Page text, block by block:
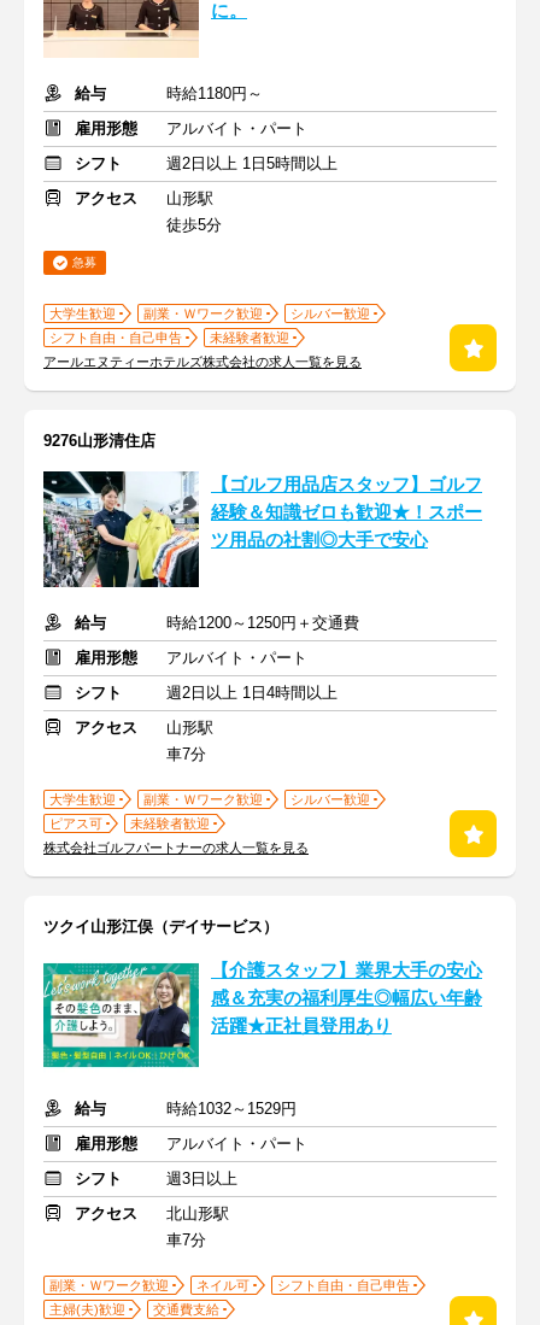
に。
給与
時給1180円～
雇用形態
アルバイト・パート
シフト
週2日以上 1日5時間以上
アクセス
山形駅
徒歩5分
急募
大学生歓迎 副業・Ｗワーク歓迎
シルバー歓迎
シフト自由・自己申告
未経験者歓迎
アールエヌティーホテルズ株式会社の求人一覧を見る
9276山形清住店
【ゴルフ用品店スタッフ】ゴルフ
経験＆知識ゼロも歓迎★！スポー
ツ用品の社割◎大手で安心
給与
時給1200～1250円＋交通費
雇用形態
アルバイト・パート
シフト
週2日以上 1日4時間以上
アクセス
山形駅
車7分
大学生歓迎 副業・Ｗワーク歓迎
シルバー歓迎
ピアス可
未経験者歓迎
株式会社ゴルフパートナーの求人一覧を見る
ツクイ山形江俣（デイサービス）
【介護スタッフ】業界大手の安心
感＆充実の福利厚生◎幅広い年齢
活躍★正社員登用あり
給与
時給1032～1529円
雇用形態
アルバイト・パート
シフト
週3日以上
アクセス
北山形駅
車7分
副業・Ｗワーク歓迎 ネイル可
シフト自由・自己申告
主婦(夫)歓迎
交通費支給